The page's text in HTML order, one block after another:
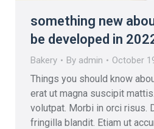
something new
be developed in
Bakery By admin October
Things you should know
erat ut magna suscipit
volutpat. Morbi in orci risus.
fringilla blandit. Etiam ut